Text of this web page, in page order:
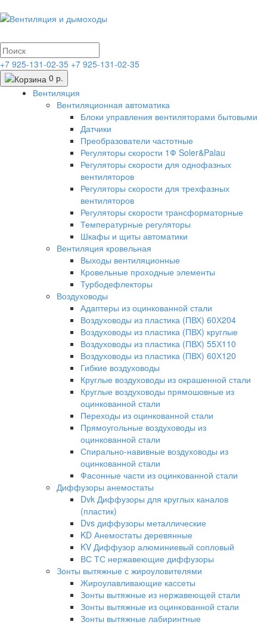
+7 925-131-02-35 +7 925-131-02-35
0 р.
Вентиляция
Вентиляционная автоматика
Блоки управления вентиляторами бытовыми
Датчики
Преобразователи частотные
Регуляторы скорости 1Ф Soler&Palau
Регуляторы скорости для однофазных
вентиляторов
Регуляторы скорости для трехфазных
вентиляторов
Регуляторы скорости трансформаторные
Температурные регуляторы
Шкафы и щиты автоматики
Вентиляция кровельная
Выходы вентиляционные
Кровельные проходные элементы
Турбодефлекторы
Воздуховоды
Адаптеры из оцинкованной стали
Воздуховоды из пластика (ПВХ) 60Х204
Воздуховоды из пластика (ПВХ) круглые
Воздуховоды из пластика (ПВХ) 55Х110
Воздуховоды из пластика (ПВХ) 60Х120
Гибкие воздуховоды
Круглые воздуховоды из окрашенной стали
Круглые воздуховоды прямошовные из
оцинкованной стали
Переходы из оцинкованной стали
Прямоугольные воздуховоды из
оцинкованной стали
Спирально-навивные воздуховоды из
оцинкованной стали
Фасонные части из оцинкованной стали
Диффузоры анемостаты
Dvk Диффузоры для круглых каналов
(пластик)
Dvs диффузоры металлические
KD Анемостаты деревянные
KV Диффузор алюминиевый сопловый
ВС ТС нержавеющие диффузоры
Зонты вытяжные с жироуловителями
Жироулавливающие кассеты
Зонты вытяжные из нержавеющей стали
Зонты вытяжные из оцинкованной стали
Зонты вытяжные лабиринтные